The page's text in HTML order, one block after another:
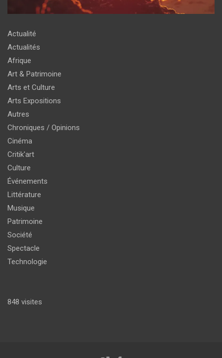
Actualité
Actualités
Afrique
Art & Patrimoine
Arts et Culture
Arts Expositions
Autres
Chroniques / Opinions
Cinéma
Critik'art
Culture
Événements
Littérature
Musique
Patrimoine
Société
Spectacle
Technologie
848 visites